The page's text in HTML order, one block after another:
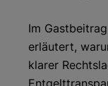
Im
erläutert,
klarer